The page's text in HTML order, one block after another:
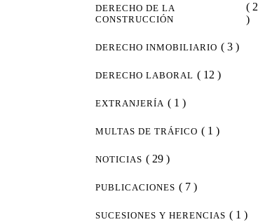
DERECHO DE LA
CONSTRUCCIÓN
( 2
)
DERECHO INMOBILIARIO ( 3 )
DERECHO LABORAL ( 12 )
EXTRANJERÍA ( 1 )
MULTAS DE TRÁFICO ( 1 )
NOTICIAS ( 29 )
PUBLICACIONES ( 7 )
SUCESIONES Y HERENCIAS ( 1 )